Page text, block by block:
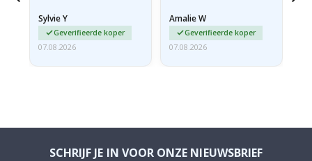
beetje…
Sylvie Y
Geverifieerde koper
07.08.2026
Amalie W
Geverifieerde koper
07.08.2026
SCHRIJF JE IN VOOR ONZE NIEUWSBRIEF